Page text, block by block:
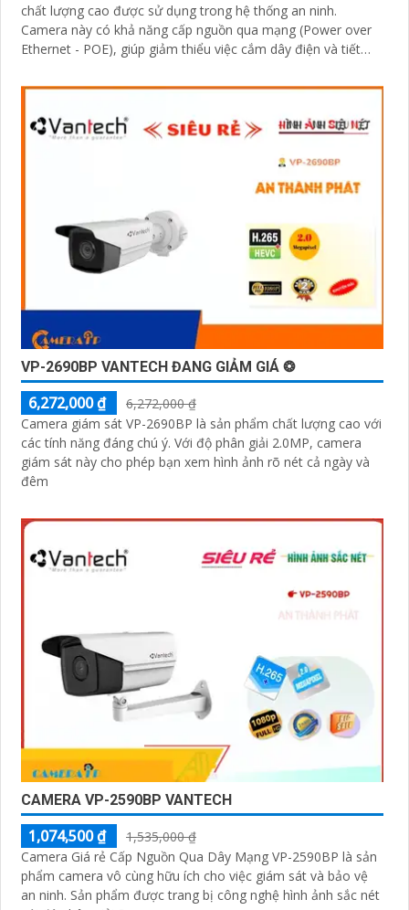
chất lượng cao được sử dụng trong hệ thống an ninh.
Camera này có khả năng cấp nguồn qua mạng (Power over
Ethernet - POE), giúp giảm thiểu việc cắm dây điện và tiết
VP-2690BP VANTECH ĐANG GIẢM GIÁ ❂
6,272,000 ₫
6,272,000 ₫
Camera giám sát VP-2690BP là sản phẩm chất lượng cao với
các tính năng đáng chú ý. Với độ phân giải 2.0MP, camera
giám sát này cho phép bạn xem hình ảnh rõ nét cả ngày và
đêm
CAMERA VP-2590BP VANTECH
1,074,500 ₫
1,535,000 ₫
Camera Giá rẻ Cấp Nguồn Qua Dây Mạng VP-2590BP là sản
phẩm camera vô cùng hữu ích cho việc giám sát và bảo vệ
an ninh. Sản phẩm được trang bị công nghệ hình ảnh sắc nét